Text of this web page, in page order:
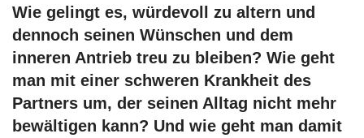
Wie gelingt es, würdevoll zu altern und
dennoch seinen Wünschen und dem
inneren Antrieb treu zu bleiben? Wie geht
man mit einer schweren Krankheit des
Partners um, der seinen Alltag nicht mehr
bewältigen kann? Und wie geht man damit